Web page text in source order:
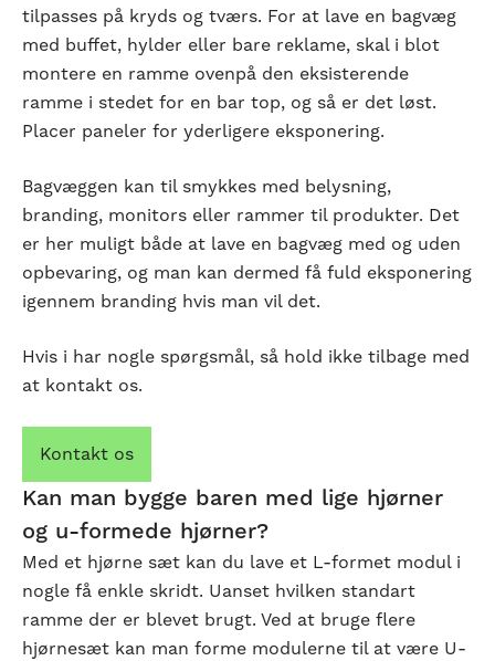
tilpasses på kryds og tværs. For at lave en bagvæg
med buffet, hylder eller bare reklame, skal i blot
montere en ramme ovenpå den eksisterende
ramme i stedet for en bar top, og så er det løst.
Placer paneler for yderligere eksponering.
Bagvæggen kan til smykkes med belysning,
branding, monitors eller rammer til produkter. Det
er her muligt både at lave en bagvæg med og uden
opbevaring, og man kan dermed få fuld eksponering
igennem branding hvis man vil det.
Hvis i har nogle spørgsmål, så hold ikke tilbage med
at kontakt os.
Kontakt os
Kan man bygge baren med lige hjørner
og u-formede hjørner?
Med et hjørne sæt kan du lave et L-formet modul i
nogle få enkle skridt. Uanset hvilken standart
ramme der er blevet brugt. Ved at bruge flere
hjørnesæt kan man forme modulerne til at være U-